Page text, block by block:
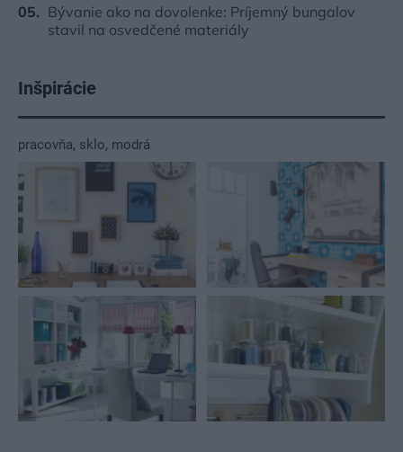
Bývanie ako na dovolenke: Príjemný bungalov
stavil na osvedčené materiály
Inšpirácie
pracovňa, sklo, modrá